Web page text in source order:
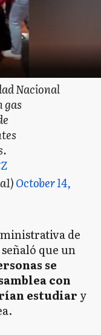
Nacional
gas
October 14,
de
que un
se
con
estudiar y